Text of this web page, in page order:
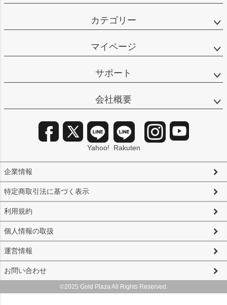
カテゴリー
マイページ
サポート
会社概要
企業情報
特定商取引法に基づく表示
利用規約
個人情報の取扱
運営情報
お問い合わせ
Yahoo! Rakuten
©2025 Gold Plaza All Rights Reserved.